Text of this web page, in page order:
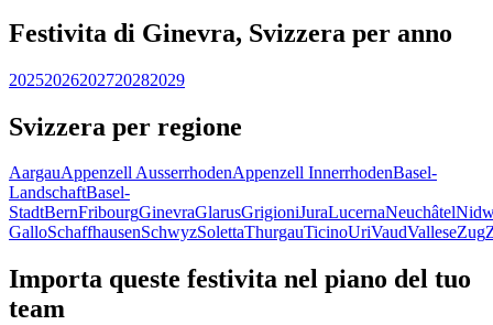
Festivita di Ginevra, Svizzera per anno
20252026202720282029
Svizzera per regione
AargauAppenzell AusserrhodenAppenzell InnerrhodenBasel-
LandschaftBasel-
StadtBernFribourgGinevraGlarusGrigioniJuraLucernaNeuchâtel
GalloSchaffhausenSchwyzSolettaThurgauTicinoUriVaudValleseZug
Importa queste festivita nel piano del tuo
team